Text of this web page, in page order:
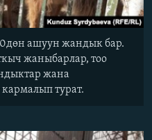
ашуун жандык бар.
жаныбарлар, тоо
жана
турат.